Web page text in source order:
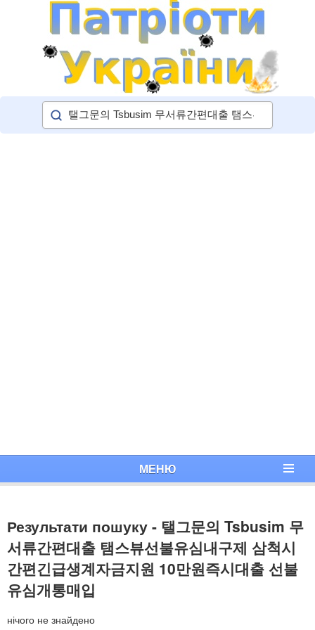
МЕНЮ
Результати пошуку - 탤그문의 Tsbusim 무
서류간편대출 탬스뷰선불유심내구제 삼척시
간편긴급생계자금지원 10만원즉시대출 선불
유심개통매입
нічого не знайдено